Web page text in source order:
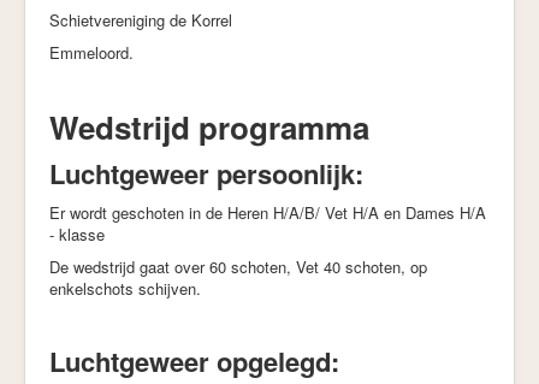
Schietvereniging de Korrel
Emmeloord.
Wedstrijd programma
Luchtgeweer persoonlijk:
Er wordt geschoten in de Heren H/A/B/ Vet H/A en Dames H/A
- klasse
De wedstrijd gaat over 60 schoten, Vet 40 schoten, op
enkelschots schijven.
Luchtgeweer opgelegd: